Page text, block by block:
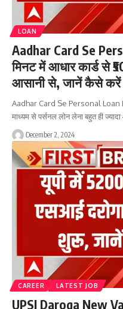
LOAN
Aadhar Card Se
मिनट में आधार कार्ड से
आसानी से, जानें कैसे
Aadhar Card Se Personal Loan
माध्यम से पर्सनल लोन लेना बहुत ही
December 2, 2024
CAREER LATEST JOB
UPSI Daroga New